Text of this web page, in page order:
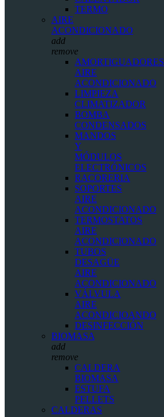
TERMO
AIRE
ACONDICIONADO
add
remove
AMORTIGUADORES
AIRE
ACONDICIONADO
LIMPIEZA
CLIMATIZADOR
BOMBA
CONDENSADOS
MANDOS
Y
MÓDULOS
ELECTRÓNICOS
RACORERIA
SOPORTES
AIRE
ACONDICIONADO
TERMOSTATOS
AIRE
ACONDICIONADO
TUBOS
DESAGÜE
AIRE
ACONDICIONADO
VÁLVULA
AIRE
ACONDICIOANDO
DESINFECCIÓN
BIOMASA
add
remove
CALDERA
BIOMASA
ESTUFA
PELLETS
CALDERAS